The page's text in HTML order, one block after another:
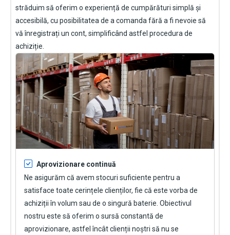
străduim să oferim o experiență de cumpărături simplă și
accesibilă, cu posibilitatea de a comanda fără a fi nevoie să
vă înregistrați un cont, simplificând astfel procedura de
achiziție.
Aprovizionare continuă
Ne asigurăm că avem stocuri suficiente pentru a
satisface toate cerințele clienților, fie că este vorba de
achiziții în volum sau de o singură baterie. Obiectivul
nostru este să oferim o sursă constantă de
aprovizionare, astfel încât clienții noștri să nu se